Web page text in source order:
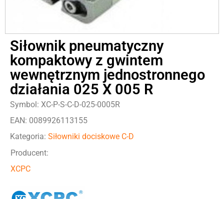
Siłownik pneumatyczny
kompaktowy z gwintem
wewnętrznym jednostronnego
działania 025 X 005 R
Symbol: XC-P-S-C-D-025-0005R
EAN: 0089926113155
Kategoria: Siłowniki dociskowe C-D
Producent:
XCPC